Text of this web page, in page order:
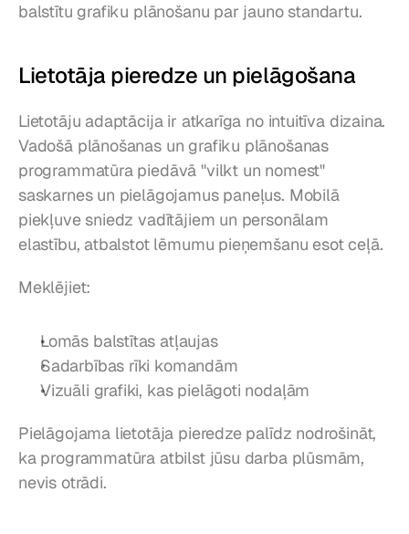
balstītu grafiku plānošanu par jauno standartu.
Lietotāja pieredze un pielāgošana
Lietotāju adaptācija ir atkarīga no intuitīva dizaina.
Vadošā plānošanas un grafiku plānošanas
programmatūra piedāvā "vilkt un nomest"
saskarnes un pielāgojamus paneļus. Mobilā
piekļuve sniedz vadītājiem un personālam
elastību, atbalstot lēmumu pieņemšanu esot ceļā.
Meklējiet:
Lomās balstītas atļaujas
Sadarbības rīki komandām
Vizuāli grafiki, kas pielāgoti nodaļām
Pielāgojama lietotāja pieredze palīdz nodrošināt,
ka programmatūra atbilst jūsu darba plūsmām,
nevis otrādi.